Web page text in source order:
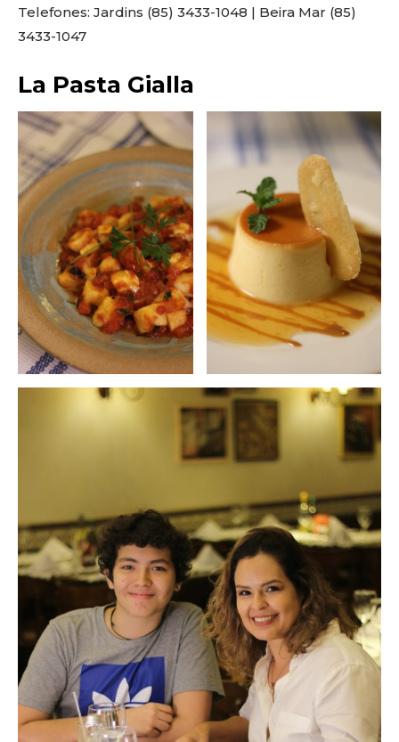
Telefones: Jardins (85) 3433-1048 | Beira Mar (85)
3433-1047
La Pasta Gialla